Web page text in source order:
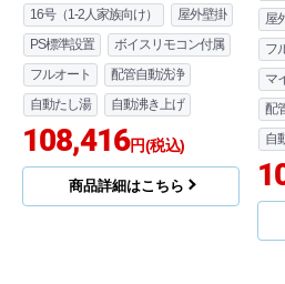
16号（1-2人家族向け）
屋外壁掛
PS標準設置
ボイスリモコン付属
フルオート
配管自動洗浄
自動たし湯
自動沸き上げ
108,416円(税込)
商品詳細はこちら
屋
フ
マ
配
自